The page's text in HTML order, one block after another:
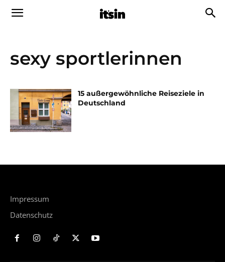
sexy sportlerinnen
15 außergewöhnliche Reiseziele in
Deutschland
Impressum
Datenschutz